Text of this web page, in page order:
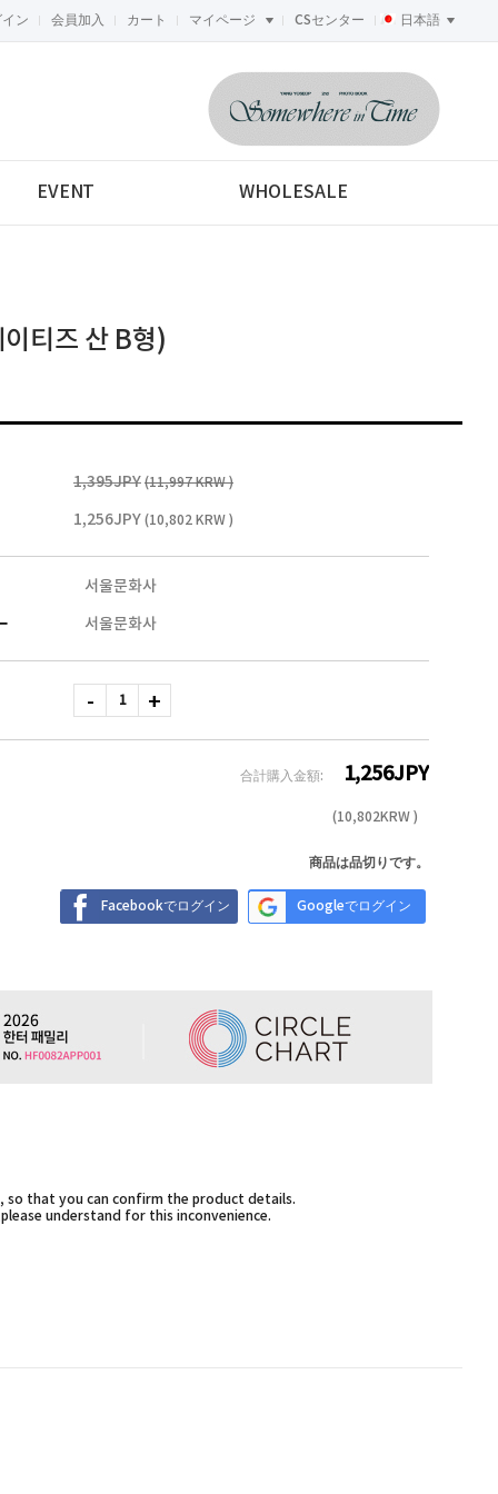
イン 会員加入 カート マイページ CSセンター 日本語
<-->
EVENT WHOLESALE
티즈 산 B형)
1,395JPY (11,997 KRW )
1,256JPY (10,802 KRW )
서울문화사
서울문화사
合計購入金額: 1,256JPY
(10,802KRW )
商品は品切りです。
Facebookでログイン Googleでログイン
that you can confirm the product details.
understand for this inconvenience.